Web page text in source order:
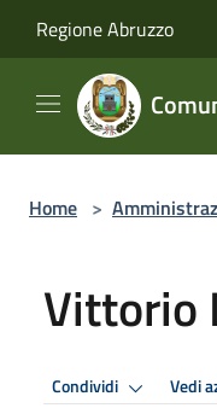
Regione Abruzzo
Home >
Vittorio
Condividi Vedi